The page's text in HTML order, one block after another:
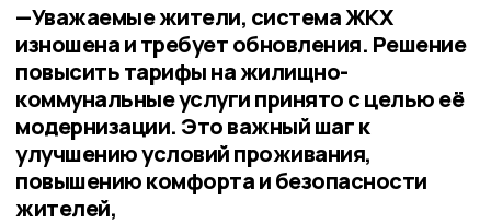
—Уважаемые жители, система ЖКХ
изношена и требует обновления. Решение
повысить тарифы на жилищно-
коммунальные услуги принято с целью её
модернизации. Это важный шаг к
улучшению условий проживания,
повышению комфорта и безопасности
жителей,